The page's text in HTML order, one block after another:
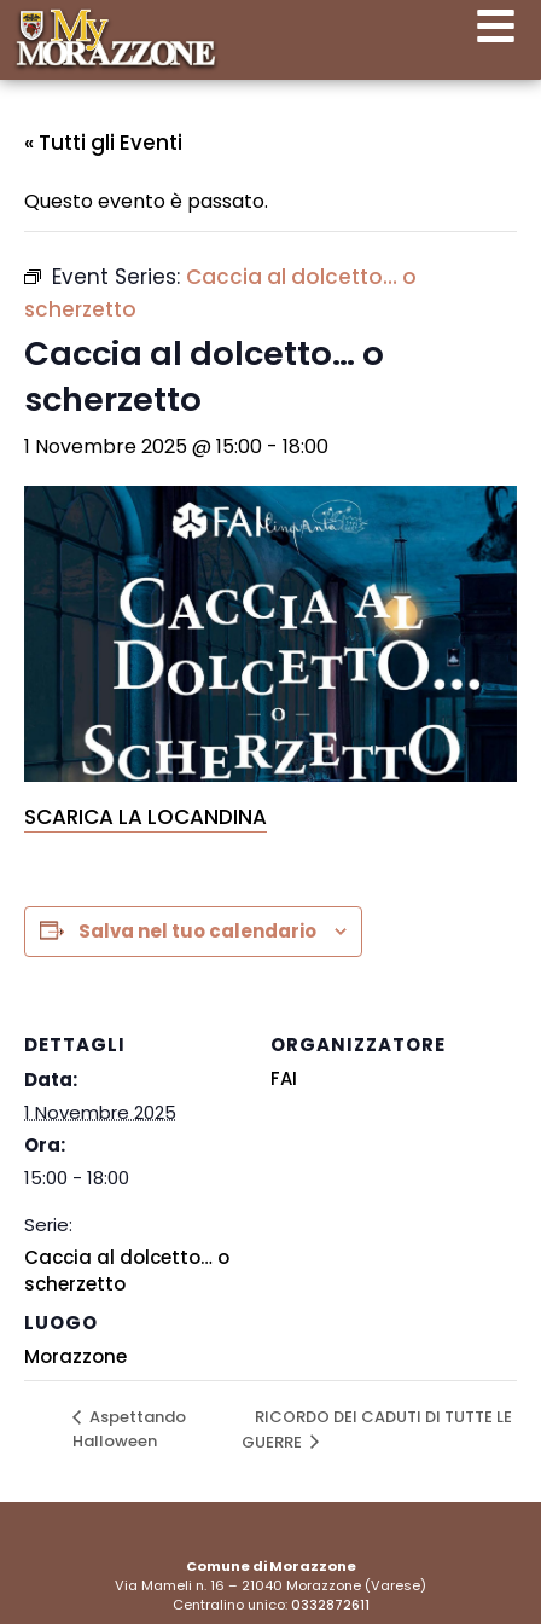
« Tutti gli Eventi
Questo evento è passato.
Event Series: Caccia al dolcetto… o
scherzetto
Caccia al dolcetto… o
scherzetto
1 Novembre 2025 @ 15:00 - 18:00
SCARICA LA LOCANDINA
Salva nel tuo calendario
DETTAGLI
Data:
1 Novembre 2025
Ora:
15:00 - 18:00
Serie:
Caccia al dolcetto… o
scherzetto
LUOGO
Morazzone
ORGANIZZATORE
FAI
Aspettando
Halloween
RICORDO DEI CADUTI DI TUTTE LE
GUERRE
Comune di Morazzone
Via Mameli n. 16 – 21040 Morazzone (Varese)
Centralino unico:0332872611